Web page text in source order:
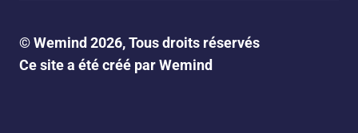
© Wemind 2026, Tous droits réservés
Ce site a été créé par Wemind